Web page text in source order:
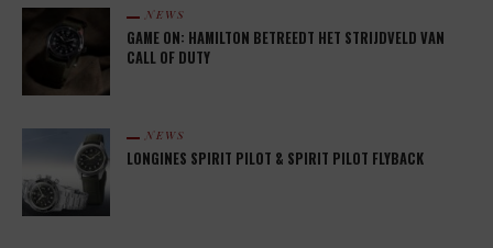
NEWS
GAME ON: HAMILTON BETREEDT HET STRIJDVELD VAN
CALL OF DUTY
NEWS
LONGINES SPIRIT PILOT & SPIRIT PILOT FLYBACK